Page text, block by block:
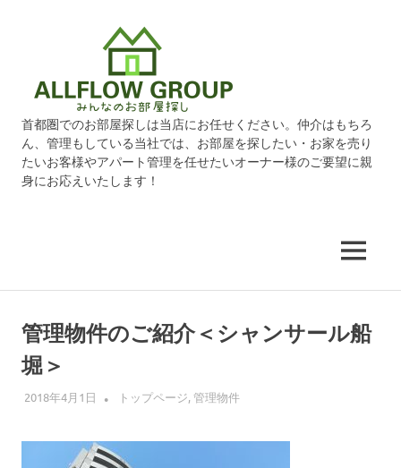
ル
フ
グ
ル
首都圏でのお部屋探しは当店にお任せください。仲介はもちろ
ん、管理もしている当社では、お部屋を探したい・お家を売り
たいお客様やアパート管理を任せたいオーナー様のご要望に親
身にお応えいたします！
MENU
管理物件のご紹介＜シャンサール船
堀＞
2018年4月1日 ALLFLOW
トップページ,管理物件